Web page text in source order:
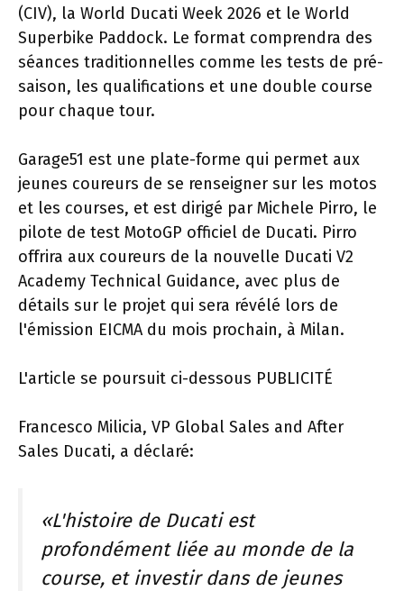
(CIV), la World Ducati Week 2026 et le World
Superbike Paddock. Le format comprendra des
séances traditionnelles comme les tests de pré-
saison, les qualifications et une double course
pour chaque tour.
Garage51 est une plate-forme qui permet aux
jeunes coureurs de se renseigner sur les motos
et les courses, et est dirigé par Michele Pirro, le
pilote de test MotoGP officiel de Ducati. Pirro
offrira aux coureurs de la nouvelle Ducati V2
Academy Technical Guidance, avec plus de
détails sur le projet qui sera révélé lors de
l'émission EICMA du mois prochain, à Milan.
L'article se poursuit ci-dessous PUBLICITÉ
Francesco Milicia, VP Global Sales and After
Sales Ducati, a déclaré:
«L'histoire de Ducati est
profondément liée au monde de la
course, et investir dans de jeunes